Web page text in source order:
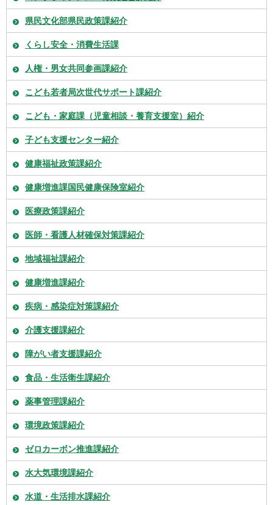
県民文化部県民政策課紹介
くらし安全・消費生活課
人権・男女共同参画課紹介
こども若者局次世代サポート課紹介
こども・家庭課（児童相談・養育支援室）紹介
子ども支援センター紹介
健康福祉政策課紹介
健康増進課国民健康保険室紹介
医療政策課紹介
医師・看護人材確保対策課紹介
地域福祉課紹介
健康増進課紹介
疾病・感染症対策課紹介
介護支援課紹介
障がい者支援課紹介
食品・生活衛生課紹介
薬事管理課紹介
環境政策課紹介
ゼロカーボン推進課紹介
水大気環境課紹介
水道・生活排水課紹介